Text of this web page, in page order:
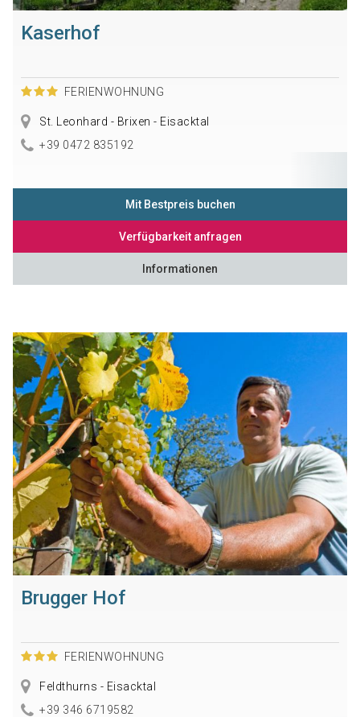
Kaserhof
FERIENWOHNUNG
St. Leonhard - Brixen - Eisacktal
+39 0472 835192
Mit Bestpreis buchen
Verfügbarkeit anfragen
Informationen
Brugger Hof
FERIENWOHNUNG
Feldthurns - Eisacktal
+39 346 6719582